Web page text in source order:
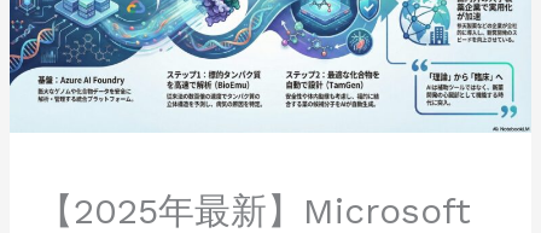
わ
る？
【2025年最新】Microsoft
AI
創
薬
が